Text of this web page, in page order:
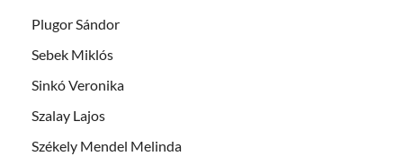
Plugor Sándor
Sebek Miklós
Sinkó Veronika
Szalay Lajos
Székely Mendel Melinda